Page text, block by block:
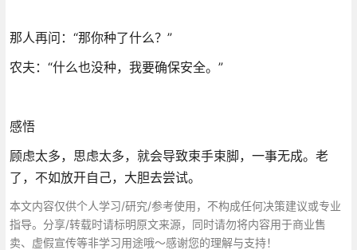
那人再问：“那你种了什么？”
农夫：“什么也没种，我要确保安全。”
感悟
顾虑太多，思虑太多，就会导致束手束脚，一事无成。老
了，不如放开自己，大胆去尝试。
本文内容仅供个人学习/研究/参考使用，不构成任何决策建议或专业
指导。分享/转载时请标明原文来源，同时请勿将内容用于商业售
卖、虚假宣传等非学习用途哦～感谢您的理解与支持！